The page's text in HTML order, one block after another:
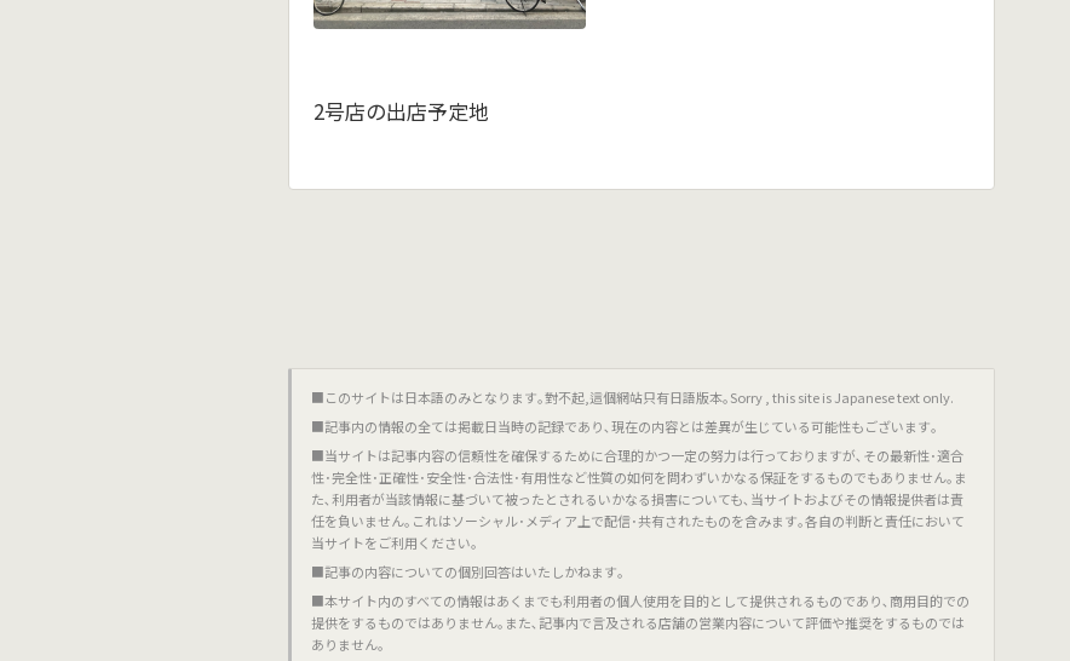
2号店の出店予定地
■このサイトは日本語のみとなります｡對不起,這個網站只有日語版本｡Sorry , this site is Japanese text only.
■記事内の情報の全ては掲載日当時の記録であり､現在の内容とは差異が生じている可能性もございます｡
■当サイトは記事内容の信頼性を確保するために合理的かつ一定の努力は行っておりますが､その最新性･適合
性･完全性･正確性･安全性･合法性･有用性など性質の如何を問わずいかなる保証をするものでもありません｡ま
た､利用者が当該情報に基づいて被ったとされるいかなる損害についても､当サイトおよびその情報提供者は責
任を負いません｡これはソーシャル･メディア上で配信･共有されたものを含みます｡各自の判断と責任において
当サイトをご利用ください｡
■記事の内容についての個別回答はいたしかねます｡
■本サイト内のすべての情報はあくまでも利用者の個人使用を目的として提供されるものであり､商用目的での
提供をするものではありません｡また､記事内で言及される店舗の営業内容について評価や推奨をするものでは
ありません｡